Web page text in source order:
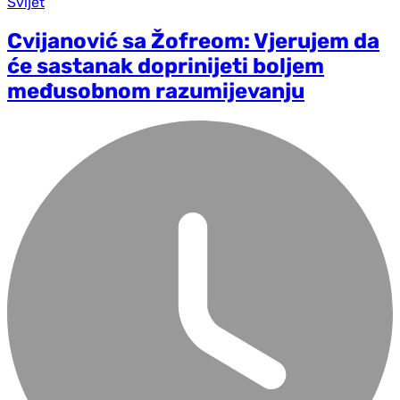
Cvijanović sa Žofreom: Vjerujem da
će sastanak doprinijeti boljem
međusobnom razumijevanju